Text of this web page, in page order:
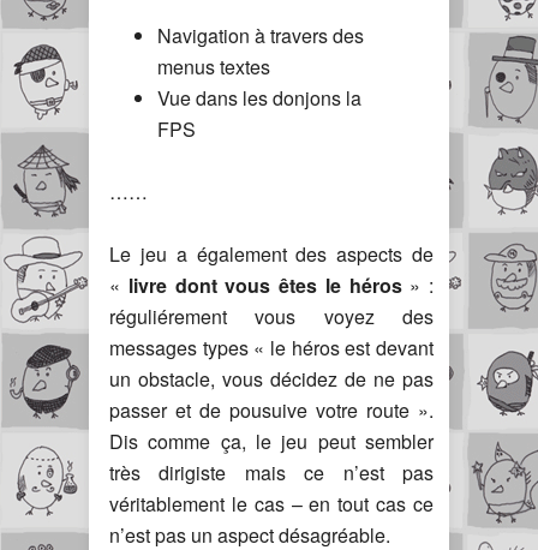
Navigation à travers des
menus textes
Vue dans les donjons la
FPS
……
Le jeu a également des aspects de
« livre dont vous êtes le héros» :
réguliérement vous voyez des
messages types « le héros est devant
un obstacle, vous décidez de ne pas
passer et de pousuive votre route ».
Dis comme ça, le jeu peut sembler
très dirigiste mais ce n’est pas
véritablement le cas – en tout cas ce
n’est pas un aspect désagréable.